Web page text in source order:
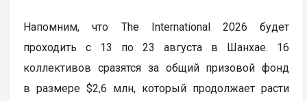
Напомним, что The International 2026 будет
проходить с 13 по 23 августа в Шанхае. 16
коллективов сразятся за общий призовой фонд
в размере $2,6 млн, который продолжает расти